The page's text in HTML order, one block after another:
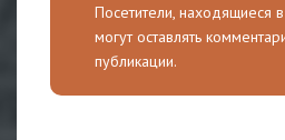
Посетители, находящиеся
могут оставлять
публикации.